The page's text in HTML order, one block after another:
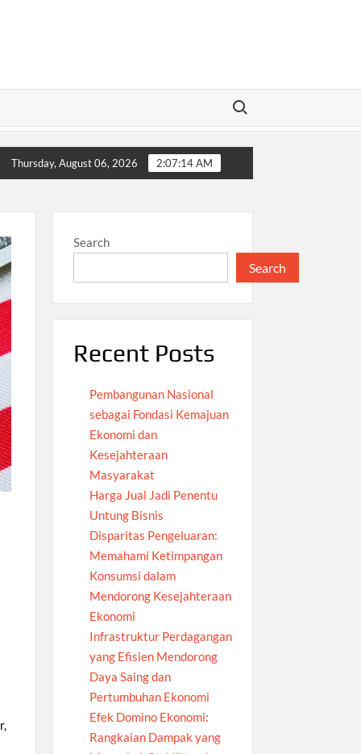
Search for:
Ketimpangan Konsumsi dalam Mendorong
Thursday, August 06, 2026 2:07:15 AM
Search
Search
Recent Posts
Pembangunan Nasional
sebagai Fondasi Kemajuan
Ekonomi dan
Kesejahteraan
Masyarakat
Harga Jual Jadi Penentu
Untung Bisnis
Disparitas Pengeluaran:
Memahami Ketimpangan
Konsumsi dalam
Mendorong Kesejahteraan
Ekonomi
Infrastruktur Perdagangan
yang Efisien Mendorong
Daya Saing dan
Pertumbuhan Ekonomi
Efek Domino Ekonomi:
Rangkaian Dampak yang